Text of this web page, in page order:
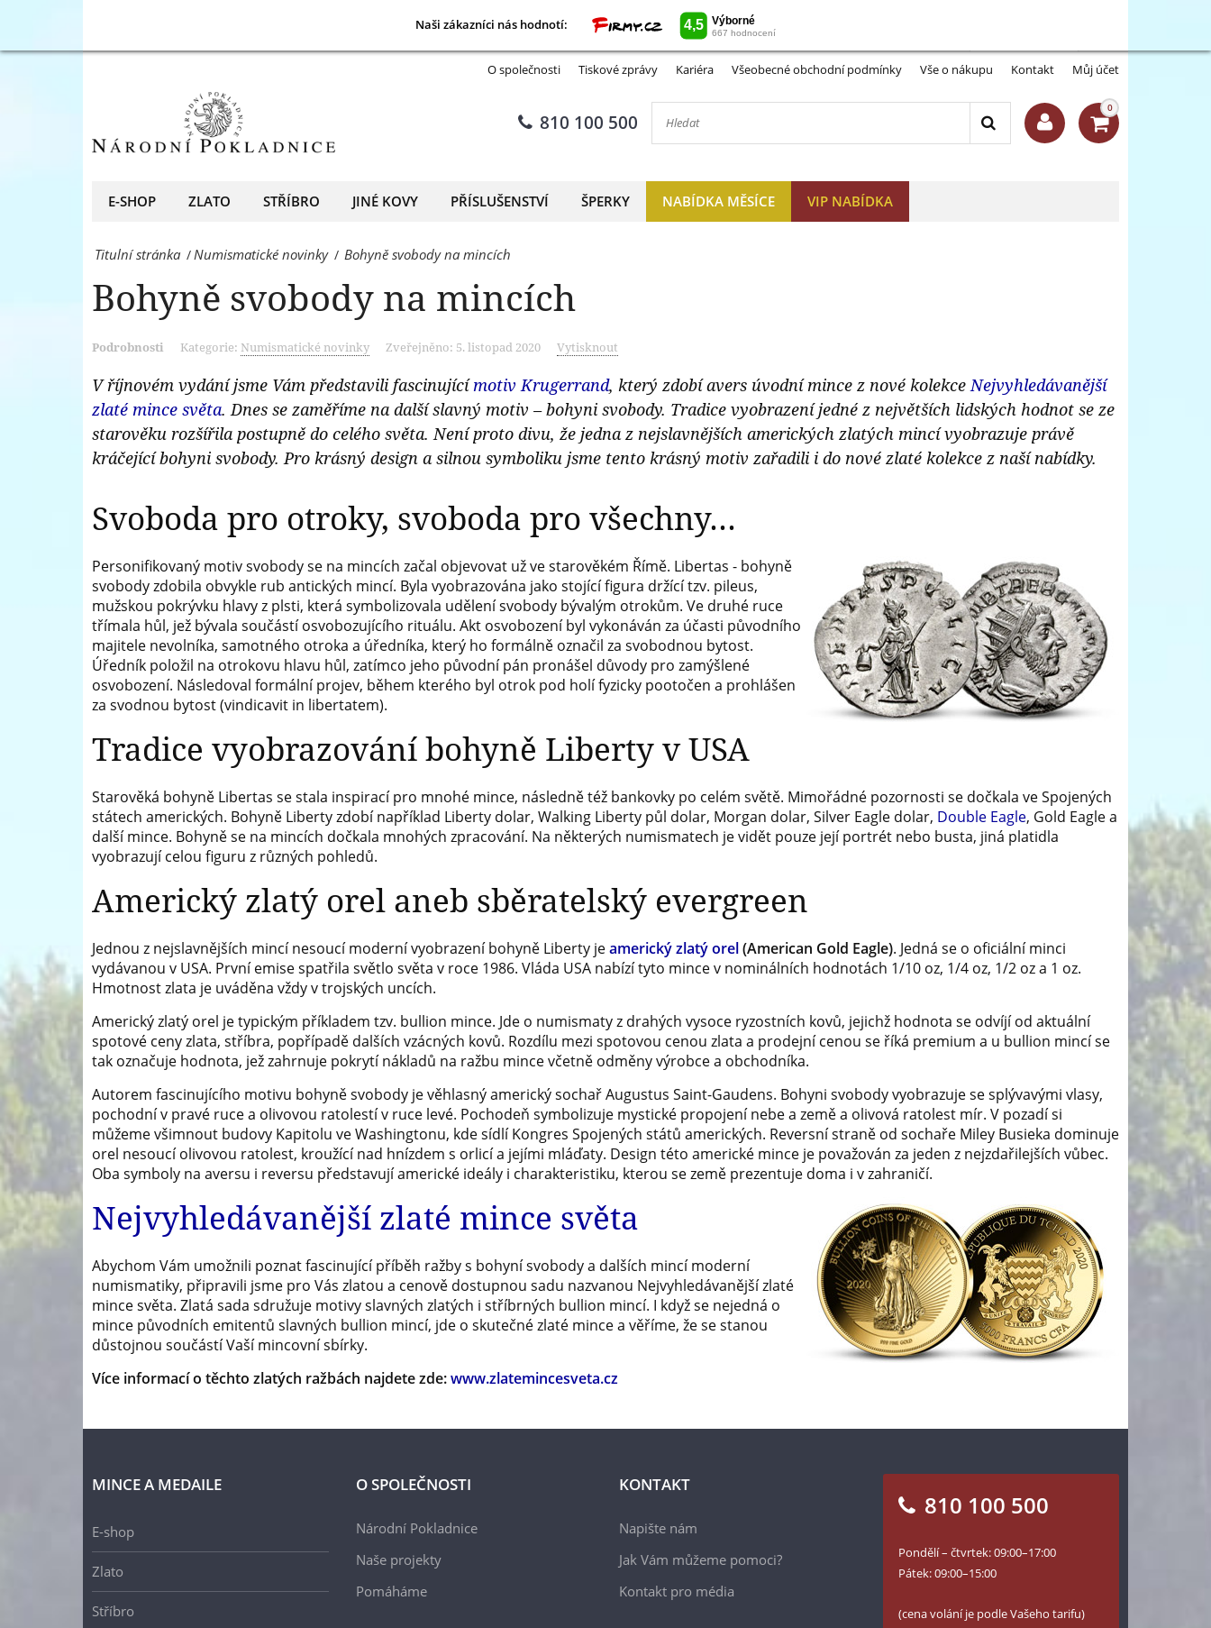
Naši zákazníci nás hodnotí:
Národní
přední
prodejce
mincí
a
medailí
O společnosti Tiskové zprávy Kariéra Všeobecné obchodní podmínky Vše o nákupu Kontakt Můj účet
810 100 500
0
E-SHOP ZLATO STŘÍBRO JINÉ KOVY PŘÍSLUŠENSTVÍ ŠPERKY NABÍDKA MĚSÍCE VIP NABÍDKA
Titulní stránka /Numismatické novinky / Bohyně svobody na mincích
Bohyně svobody na mincích
Podrobnosti Kategorie: Numismatické novinky Zveřejněno: 5. listopad 2020 Vytisknout
V říjnovém vydání jsme Vám představili fascinujícímotiv Krugerrand, který zdobí avers úvodní mince z nové kolekceNejvyhledávanější
zlaté mince světa. Dnes se zaměříme na další slavný motiv – bohyni svobody. Tradice vyobrazení jedné z největších lidských hodnot se ze
starověku rozšířila postupně do celého světa. Není proto divu, že jedna z nejslavnějších amerických zlatých mincí vyobrazuje právě
kráčející bohyni svobody. Pro krásný design a silnou symboliku jsme tento krásný motiv zařadili i do nové zlaté kolekce z naší nabídky.
Svoboda pro otroky, svoboda pro všechny…
Personifikovaný motiv svobody se na mincích začal objevovat už ve starověkém Římě. Libertas - bohyně
svobody zdobila obvykle rub antických mincí. Byla vyobrazována jako stojící figura držící tzv. pileus,
mužskou pokrývku hlavy z plsti, která symbolizovala udělení svobody bývalým otrokům. Ve druhé ruce
třímala hůl, jež bývala součástí osvobozujícího rituálu. Akt osvobození byl vykonáván za účasti původního
majitele nevolníka, samotného otroka a úředníka, který ho formálně označil za svobodnou bytost.
Úředník položil na otrokovu hlavu hůl, zatímco jeho původní pán pronášel důvody pro zamýšlené
osvobození. Následoval formální projev, během kterého byl otrok pod holí fyzicky pootočen a prohlášen
za svodnou bytost (vindicavit in libertatem).
Tradice vyobrazování bohyně Liberty v USA
Starověká bohyně Libertas se stala inspirací pro mnohé mince, následně též bankovky po celém světě. Mimořádné pozornosti se dočkala ve Spojených
státech amerických. Bohyně Liberty zdobí například Liberty dolar, Walking Liberty půl dolar, Morgan dolar, Silver Eagle dolar, Double Eagle, Gold Eagle a
další mince. Bohyně se na mincích dočkala mnohých zpracování. Na některých numismatech je vidět pouze její portrét nebo busta, jiná platidla
vyobrazují celou figuru z různých pohledů.
Americký zlatý orel aneb sběratelský evergreen
Jednou z nejslavnějších mincí nesoucí moderní vyobrazení bohyně Liberty jeamerický zlatý orel(American Gold Eagle). Jedná se o oficiální minci
vydávanou v USA. První emise spatřila světlo světa v roce 1986. Vláda USA nabízí tyto mince v nominálních hodnotách 1/10 oz, 1/4 oz, 1/2 oz a 1 oz.
Hmotnost zlata je uváděna vždy v trojských uncích.
Americký zlatý orel je typickým příkladem tzv. bullion mince. Jde o numismaty z drahých vysoce ryzostních kovů, jejichž hodnota se odvíjí od aktuální
spotové ceny zlata, stříbra, popřípadě dalších vzácných kovů. Rozdílu mezi spotovou cenou zlata a prodejní cenou se říká premium a u bullion mincí se
tak označuje hodnota, jež zahrnuje pokrytí nákladů na ražbu mince včetně odměny výrobce a obchodníka.
Autorem fascinujícího motivu bohyně svobody je věhlasný americký sochař Augustus Saint-Gaudens. Bohyni svobody vyobrazuje se splývavými vlasy,
pochodní v pravé ruce a olivovou ratolestí v ruce levé. Pochodeň symbolizuje mystické propojení nebe a země a olivová ratolest mír. V pozadí si
můžeme všimnout budovy Kapitolu ve Washingtonu, kde sídlí Kongres Spojených států amerických. Reversní straně od sochaře Miley Busieka dominuje
orel nesoucí olivovou ratolest, kroužící nad hnízdem s orlicí a jejími mláďaty. Design této americké mince je považován za jeden z nejzdařilejších vůbec.
Oba symboly na aversu i reversu představují americké ideály i charakteristiku, kterou se země prezentuje doma i v zahraničí.
Nejvyhledávanější zlaté mince světa
Abychom Vám umožnili poznat fascinující příběh ražby s bohyní svobody a dalších mincí moderní
numismatiky, připravili jsme pro Vás zlatou a cenově dostupnou sadu nazvanou Nejvyhledávanější zlaté
mince světa. Zlatá sada sdružuje motivy slavných zlatých i stříbrných bullion mincí. I když se nejedná o
mince původních emitentů slavných bullion mincí, jde o skutečné zlaté mince a věříme, že se stanou
důstojnou součástí Vaší mincovní sbírky.
Více informací o těchto zlatých ražbách najdete zde:www.zlatemincesveta.cz
MINCE A MEDAILE
E-shop
Zlato
Stříbro
O SPOLEČNOSTI
Národní Pokladnice
Naše projekty
Pomáháme
KONTAKT
Napište nám
Jak Vám můžeme pomoci?
Kontakt pro média
810 100 500
Pondělí – čtvrtek: 09:00–17:00
Pátek: 09:00–15:00
(cena volání je podle Vašeho tarifu)
Naši zákazníci nás hodnotí:
-
prodejce
medailí